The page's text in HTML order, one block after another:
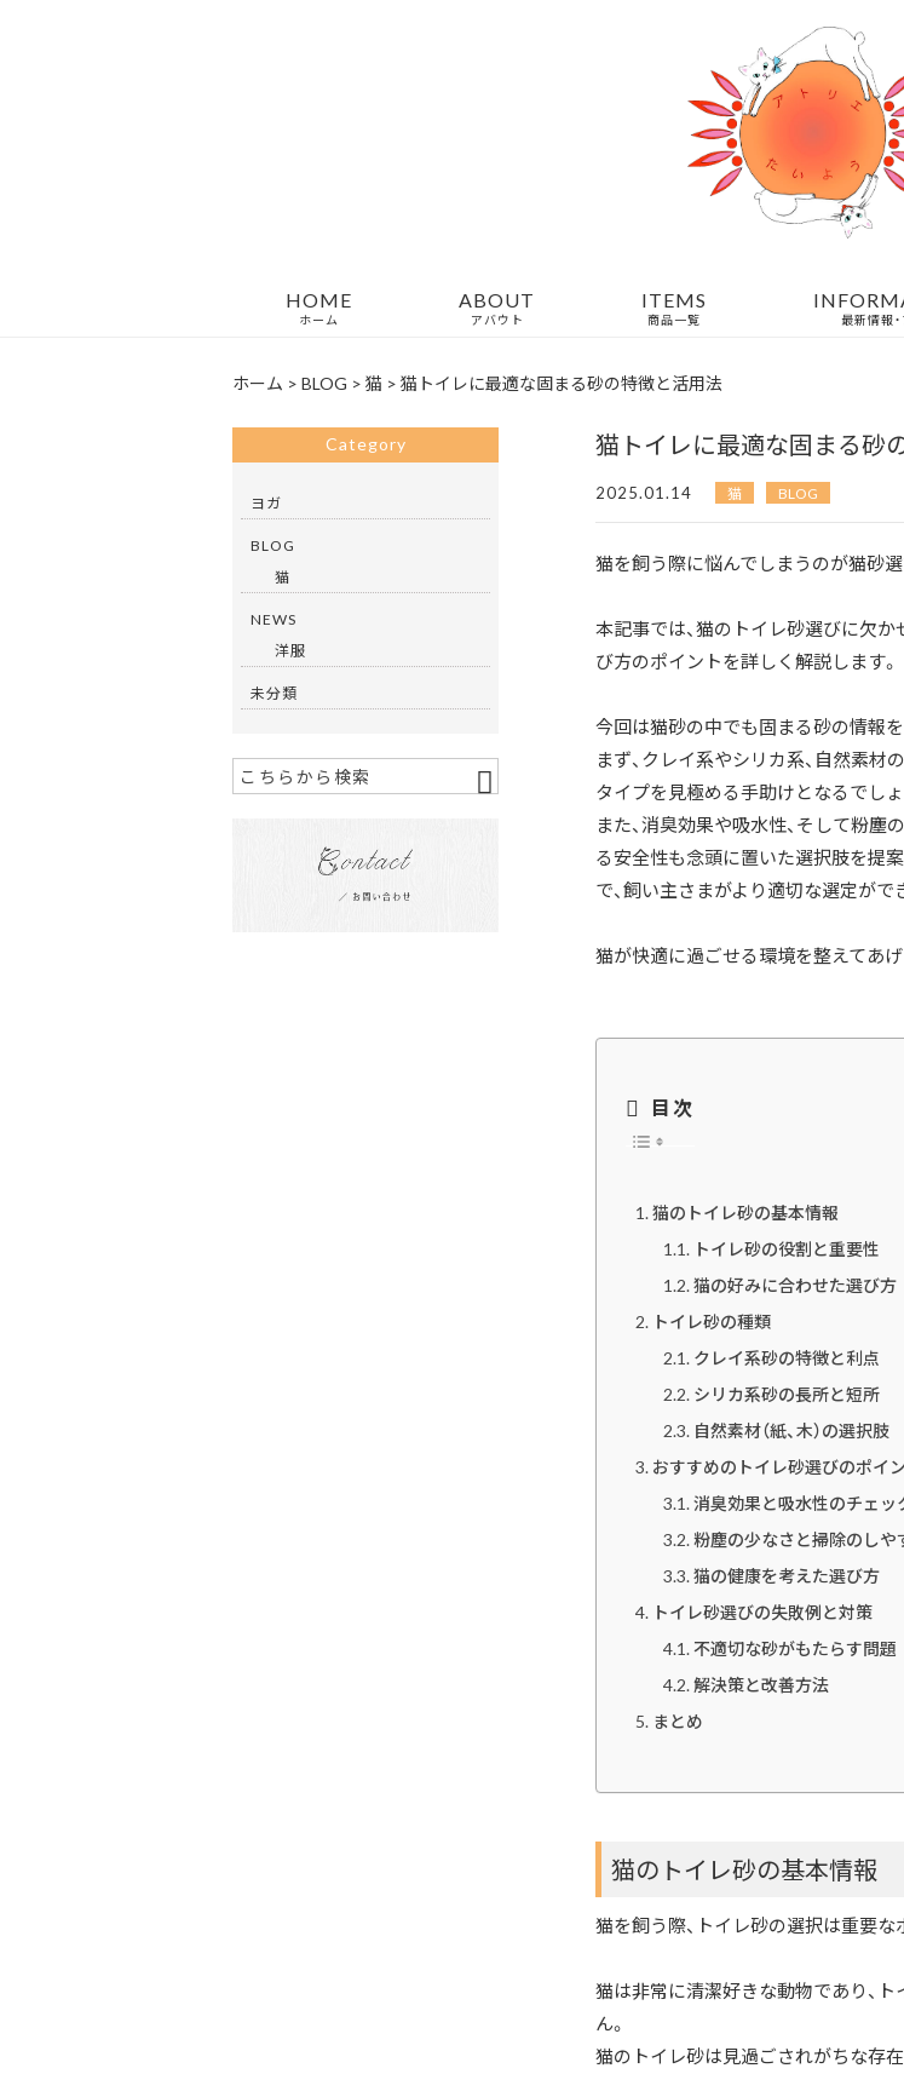
HOME
ホーム
ABOUT
アバウト
ITEMS
商品一覧 最新情報
ホーム > BLOG > 猫 > 猫トイレに最適な固まる砂の特徴と活用法
猫トイレに最適な固まる砂
2025.01.14 猫 BLOG
猫を飼う際に悩んでしまうのが猫砂
本記事では、猫のトイレ砂選びに欠
び方のポイントを詳しく解説します。
今回は猫砂の中でも固まる砂の情報を
まず、クレイ系やシリカ系、自然素
タイプを見極める手助けとなるでしょ
また、消臭効果や吸水性、そして粉
る安全性も念頭に置いた選択肢を提
で、飼い主さまがより適切な選定がで
猫が快適に過ごせる環境を整えてあげ
目次
猫のトイレ砂の基本情報
トイレ砂の役割と重要性
猫の好みに合わせた選び方
トイレ砂の種類
クレイ系砂の特徴と利点
シリカ系砂の長所と短所
自然素材（紙、木）の選択肢
おすすめのトイレ砂選びのポイ
消臭効果と吸水性のチェッ
粉塵の少なさと掃除のしや
猫の健康を考えた選び方
トイレ砂選びの失敗例と対策
不適切な砂がもたらす問題
解決策と改善方法
まとめ
猫のトイレ砂の基本情報
猫を飼う際、トイレ砂の選択は重要な
猫は非常に清潔好きな動物であり、
ん。
猫のトイレ砂は見過ごされがちな存
Category
ヨガ
BLOG
猫
NEWS
洋服
未分類